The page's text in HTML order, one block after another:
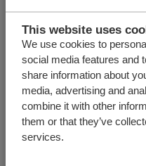
This website uses
We use cookies to
social media features and
share information about
media, advertising and
combine it with other
them or that they’ve
services.
Запасные
Уплотнительный
уникального
Благодаря своим
износостойким